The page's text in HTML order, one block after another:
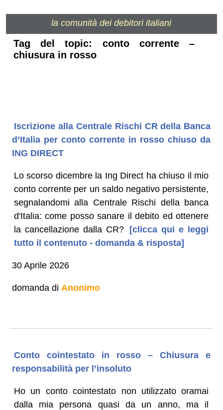
la comunità dei debitori italiani
Tag del topic: conto corrente –
chiusura in rosso
Iscrizione alla Centrale Rischi CR della Banca
d’Italia per conto corrente in rosso chiuso da
ING DIRECT
Lo scorso dicembre la Ing Direct ha chiuso il mio
conto corrente per un saldo negativo persistente,
segnalandomi alla Centrale Rischi della banca
d'Italia: come posso sanare il debito ed ottenere
la cancellazione dalla CR?
[clicca qui e leggi
tutto il contenuto - domanda & risposta]
30 Aprile 2026
domanda di Anonimo
Conto cointestato in rosso – Chiusura e
responsabilità per l’insoluto
Ho un conto cointestato non utilizzato oramai
dalla mia persona quasi da un anno, ma il